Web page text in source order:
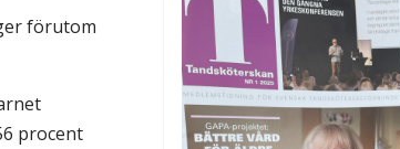
förutom
procent